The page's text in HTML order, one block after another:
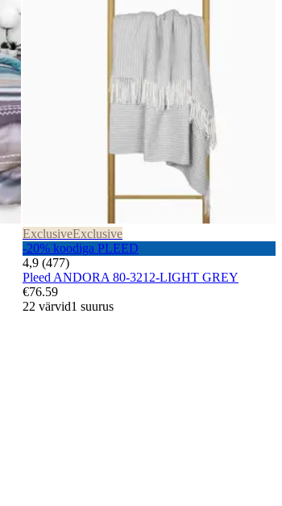
ExclusiveExclusive
-20% koodiga PLEED
4,9 (477)
Pleed ANDORA 80-3212-LIGHT GREY
€76.59
22 värvid1 suurus